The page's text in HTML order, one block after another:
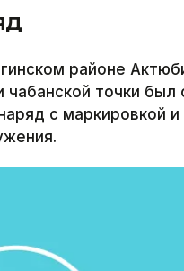
районе
чабанской точки
с маркировкой